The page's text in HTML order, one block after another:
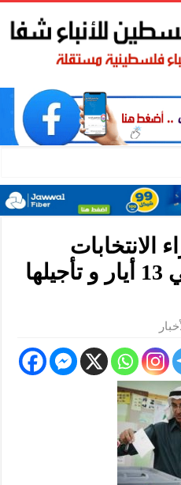
تشينهوانغداو بشمالي الصين
الانتخابات
المحلية بالضفة في 13 أيار و تأجيلها